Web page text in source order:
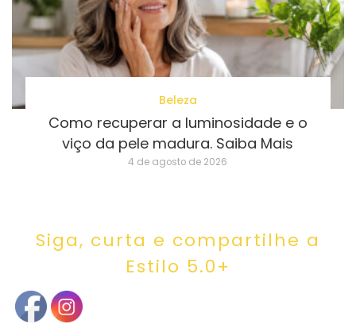
Beleza
Como recuperar a luminosidade e o
viço da pele madura. Saiba Mais
4 de agosto de 2026
Siga, curta e compartilhe a
Estilo 5.0+